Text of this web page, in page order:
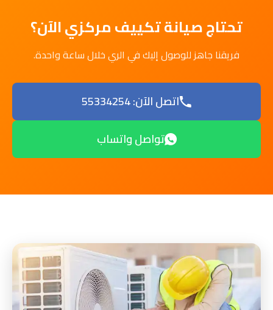
تحتاج صيانة تكييف مركزي الآن؟
فريقنا جاهز للوصول إليك في الري خلال ساعة واحدة.
اتصل الآن: 55334254
تواصل واتساب